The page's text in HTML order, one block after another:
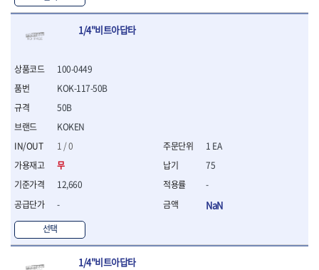
- 목공용줄
- 조줄세트
공구함.공구집
- 공구함
- 탑체스터
- 플라스틱이동공구함
- 기타공구
- 공구가방
기타 작업공구
- 수리키트
- 고정링/링
1/4"비트아답타
100-0449
KOKEN
1 / 0
무
12,660
-
선택
KOK-117-50B
50B
1 EA
75
-
NaN
1/4"비트아답타